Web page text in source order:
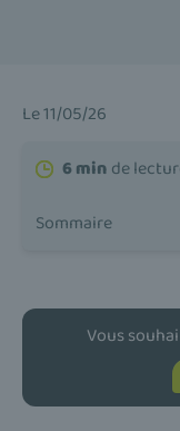
Le 11/05/26
6 min de
Sommaire
Vous